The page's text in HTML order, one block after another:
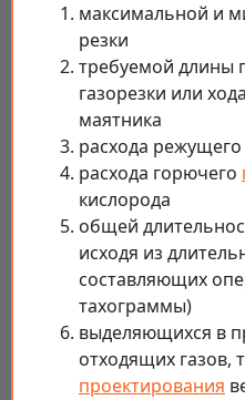
максимальной и
резки
требуемой длины
газорезки или
маятника
расхода
расхода горючего
кислорода
общей
исходя из
составляющих
тахограммы)
выделяющихся в
отходящих газов,
проектирования